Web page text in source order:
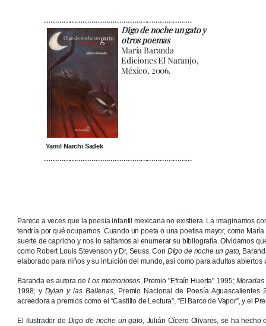
……………………………………………………………
Digo de noche un gato y
otros poemas
María Baranda
Ediciones El Naranjo,
México, 2006.
Yamil Narchi Sadek
……………………………………………………………
Parece a veces que la poesía infantil mexicana no existiera. La imaginamos
tendría por qué ocuparnos. Cuando un poeta o una poetisa mayor, como
suerte de capricho y nos lo saltamos al enumerar su bibliografía. Olvidamos
como Robert Louis Stevenson y Dr, Seuss. Con Digo de noche un gato,
elaborado para niños y su intuición del mundo, así como para adultos abiertos
Baranda es autora de Los memoriosos, Premio "Efraín Huerta" 1995; Moradas
1998; y Dylan y las Ballenas, Premio Nacional de Poesía Aguascalientes
acreedora a premios como el “Castillo de Lectura”, “El Barco de Vapor”, y el
El ilustrador de Digo de noche un gato, Julián Cícero Olivares, se ha hecho